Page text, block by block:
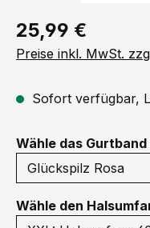
Regulärer Preis:
25,99 €
Preise inkl. MwSt.
Sofort verfügbar,
Wähle das
Wähle den